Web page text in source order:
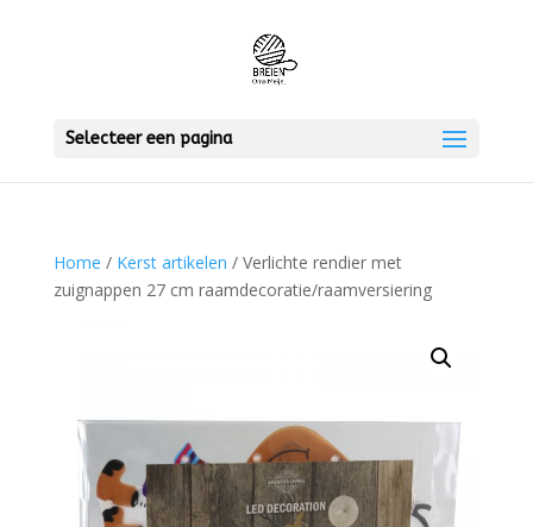
Selecteer een pagina
Home / Kerst artikelen / Verlichte rendier met
zuignappen 27 cm raamdecoratie/raamversiering